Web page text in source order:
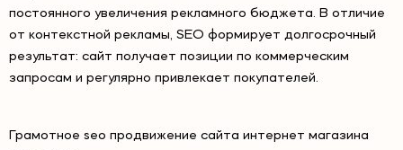
постоянного увеличения рекламного бюджета. В отличие
от контекстной рекламы, SEO формирует долгосрочный
результат: сайт получает позиции по коммерческим
запросам и регулярно привлекает покупателей.
Грамотное seo продвижение сайта интернет магазина